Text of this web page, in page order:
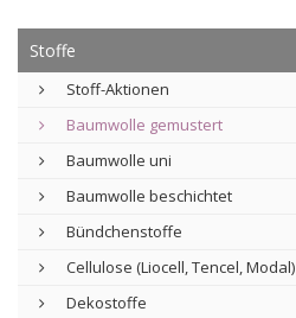
Stoffe
Stoff-Aktionen
Baumwolle gemustert
Baumwolle uni
Baumwolle beschichtet
Bündchenstoffe
Cellulose (Liocell, Tencel, Modal)
Dekostoffe